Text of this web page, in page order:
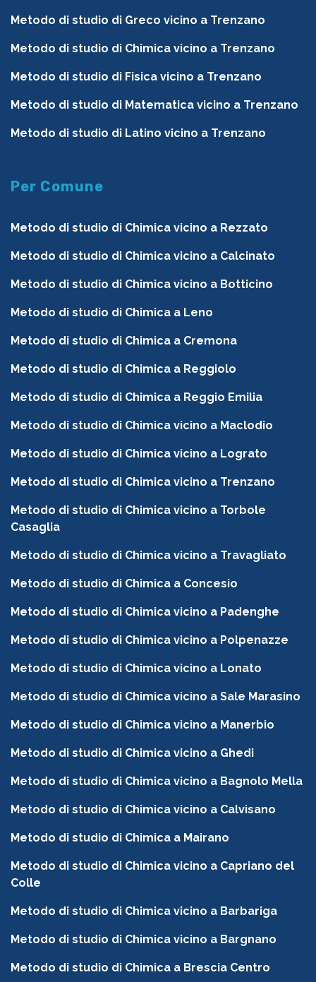
Metodo di studio di Greco vicino a Trenzano
Metodo di studio di Chimica vicino a Trenzano
Metodo di studio di Fisica vicino a Trenzano
Metodo di studio di Matematica vicino a Trenzano
Metodo di studio di Latino vicino a Trenzano
Per Comune
Metodo di studio di Chimica vicino a Rezzato
Metodo di studio di Chimica vicino a Calcinato
Metodo di studio di Chimica vicino a Botticino
Metodo di studio di Chimica a Leno
Metodo di studio di Chimica a Cremona
Metodo di studio di Chimica a Reggiolo
Metodo di studio di Chimica a Reggio Emilia
Metodo di studio di Chimica vicino a Maclodio
Metodo di studio di Chimica vicino a Lograto
Metodo di studio di Chimica vicino a Trenzano
Metodo di studio di Chimica vicino a Torbole
Casaglia
Metodo di studio di Chimica vicino a Travagliato
Metodo di studio di Chimica a Concesio
Metodo di studio di Chimica vicino a Padenghe
Metodo di studio di Chimica vicino a Polpenazze
Metodo di studio di Chimica vicino a Lonato
Metodo di studio di Chimica vicino a Sale Marasino
Metodo di studio di Chimica vicino a Manerbio
Metodo di studio di Chimica vicino a Ghedi
Metodo di studio di Chimica vicino a Bagnolo Mella
Metodo di studio di Chimica vicino a Calvisano
Metodo di studio di Chimica a Mairano
Metodo di studio di Chimica vicino a Capriano del
Colle
Metodo di studio di Chimica vicino a Barbariga
Metodo di studio di Chimica vicino a Bargnano
Metodo di studio di Chimica a Brescia Centro